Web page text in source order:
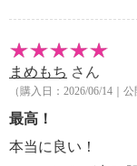
まめもち さん
（購入日：2026/06/14｜公
最高！
本当に良い！